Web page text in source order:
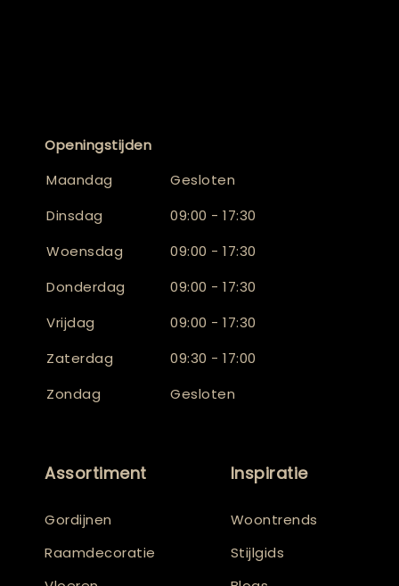
Openingstijden
Maandag
Gesloten
Dinsdag
09:00 - 17:30
Woensdag
09:00 - 17:30
Donderdag
09:00 - 17:30
Vrijdag
09:00 - 17:30
Zaterdag
09:30 - 17:00
Zondag
Gesloten
Assortiment
Gordijnen
Raamdecoratie
Inspiratie
Woontrends
Stijlgids